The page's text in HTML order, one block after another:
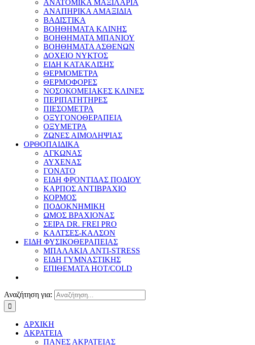
ΑΝΑΤΟΜΙΚΑ ΜΑΞΙΛΑΡΙΑ
ΑΝΑΠΗΡΙΚΑ ΑΜΑΞΙΔΙΑ
ΒΑΔΙΣΤΙΚΑ
ΒΟΗΘΗΜΑΤΑ ΚΛΙΝΗΣ
ΒΟΗΘΗΜΑΤΑ ΜΠΑΝΙΟΥ
ΒΟΗΘΗΜΑΤΑ ΑΣΘΕΝΩΝ
ΔΟΧΕΙΟ ΝΥΚΤΟΣ
ΕΙΔΗ ΚΑΤΑΚΛΙΣΗΣ
ΘΕΡΜΟΜΕΤΡΑ
ΘΕΡΜΟΦΟΡΕΣ
ΝΟΣΟΚΟΜΕΙΑΚΕΣ ΚΛΙΝΕΣ
ΠΕΡΙΠΑΤΗΤΗΡΕΣ
ΠΙΕΣΟΜΕΤΡΑ
ΟΞΥΓΟΝΟΘΕΡΑΠΕΙΑ
ΟΞΥΜΕΤΡΑ
ΖΩΝΕΣ ΑΙΜΟΛΗΨΙΑΣ
ΟΡΘΟΠΑΙΔΙΚΑ
ΑΓΚΩΝΑΣ
ΑΥΧΕΝΑΣ
ΓΟΝΑΤΟ
ΕΙΔΗ ΦΡΟΝΤΙΔΑΣ ΠΟΔΙΟΥ
ΚΑΡΠΟΣ ΑΝΤΙΒΡΑΧΙΟ
ΚΟΡΜΟΣ
ΠΟΔΟΚΝΗΜΙΚΗ
ΩΜΟΣ ΒΡΑΧΙΟΝΑΣ
ΣΕΙΡΑ DR. FREI PRO
ΚΑΛΤΣΕΣ-ΚΑΛΣΟΝ
ΕΙΔΗ ΦΥΣΙΚΟΘΕΡΑΠΕΙΑΣ
ΜΠΑΛΑΚΙΑ ANTI-STRESS
ΕΙΔΗ ΓΥΜΝΑΣΤΙΚΗΣ
ΕΠΙΘΕΜΑΤΑ HOT/COLD
Αναζήτηση για:
ΑΡΧΙΚΗ
ΑΚΡΑΤΕΙΑ
ΠΑΝΕΣ ΑΚΡΑΤΕΙΑΣ